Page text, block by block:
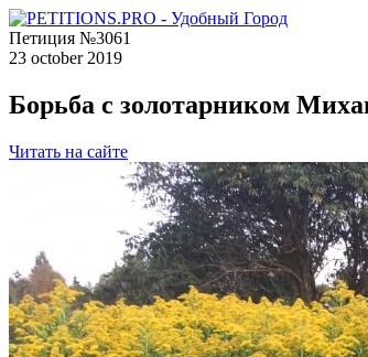
Петиция №3061
23 october 2019
Борьба с золотарником
Читать на сайте